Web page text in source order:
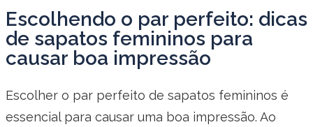
Escolhendo o par perfeito: dicas
de sapatos femininos para
causar boa impressão
Escolher o par perfeito de sapatos femininos é
essencial para causar uma boa impressão. Ao